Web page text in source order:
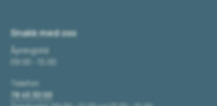
Snakk med oss
Åpningstid
09:00 - 15:00
Telefon
78 45 30 00